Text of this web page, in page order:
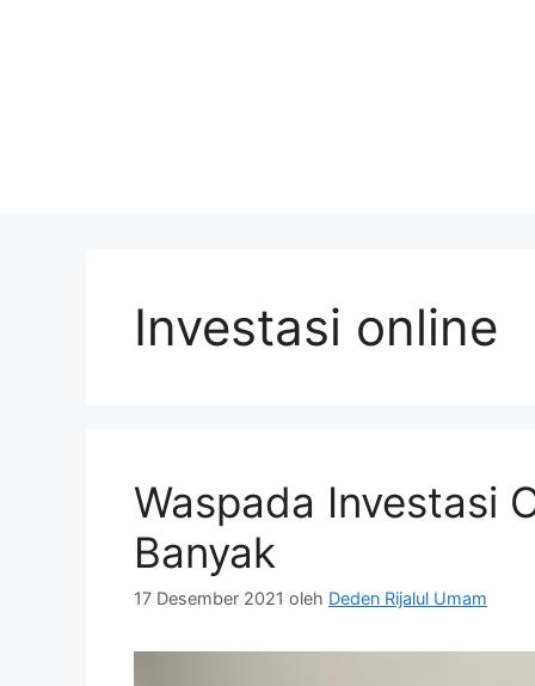
Investasi online
Waspada Investasi
Banyak
17 Desember 2021 oleh Deden Rijalul Umam